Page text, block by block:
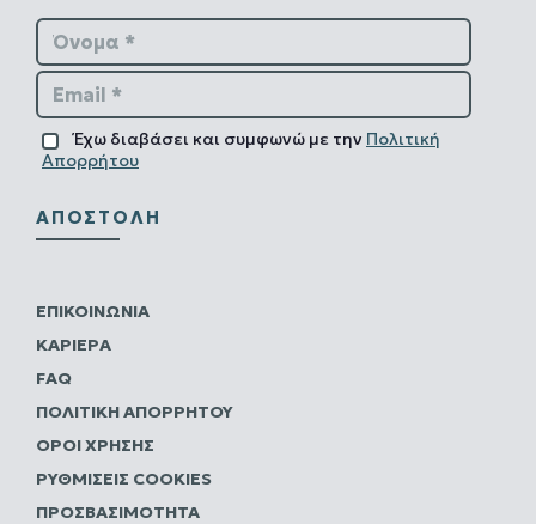
Όνομα *
Email *
Έχω διαβάσει και συμφωνώ με την Πολιτική
Απορρήτου
ΑΠΟΣΤΟΛΉ
ΕΠΙΚΟΙΝΩΝΊΑ
ΚΑΡΙΈΡΑ
FAQ
ΠΟΛΙΤΙΚΗ ΑΠΟΡΡΗΤΟΥ
ΌΡΟΙ ΧΡΉΣΗΣ
ΡΥΘΜΊΣΕΙΣ COOKIES
ΠΡΟΣΒΑΣΙΜΌΤΗΤΑ